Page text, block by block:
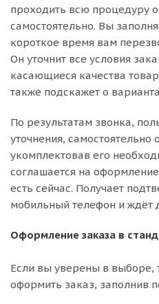
проходить всю процедуру
самостоятельно. Вы
короткое время вам
Он уточнит все условия
касающиеся качества
также подскажет о
По результатам звонка,
уточнения, самостоятельно
укомплектовав его
соглашается на
есть сейчас. Получает
мобильный телефон и ждёт
Оформление заказа в
Если вы уверены в выборе,
оформить заказ, заполнив